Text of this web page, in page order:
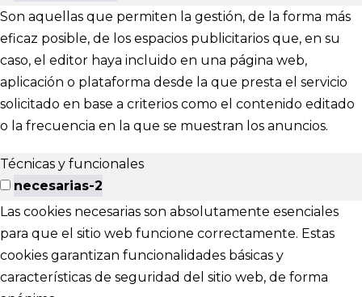
Son aquellas que permiten la gestión, de la forma más
eficaz posible, de los espacios publicitarios que, en su
caso, el editor haya incluido en una página web,
aplicación o plataforma desde la que presta el servicio
solicitado en base a criterios como el contenido editado
o la frecuencia en la que se muestran los anuncios.
Técnicas y funcionales
necesarias-2
Las cookies necesarias son absolutamente esenciales
para que el sitio web funcione correctamente. Estas
cookies garantizan funcionalidades básicas y
características de seguridad del sitio web, de forma